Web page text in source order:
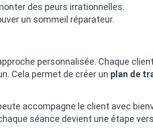
des peurs irrationnelles.
un sommeil réparateur.
personnalisée. Chaque
Cela permet de créer un plan de
accompagne le client avec
séance devient une étape